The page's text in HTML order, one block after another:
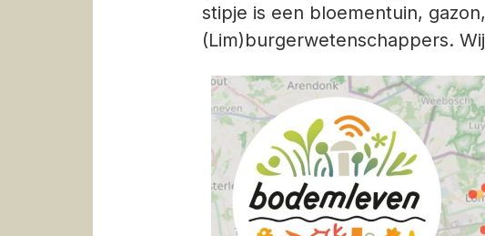
stipje is een bloementuin,
(Lim)burgerwetenschappers.